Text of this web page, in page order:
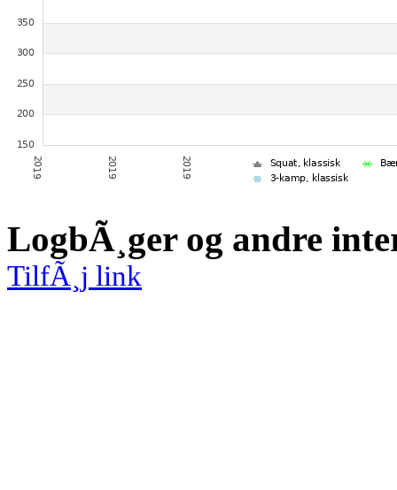
LogbÃ¸ger og andre
TilfÃ¸j link